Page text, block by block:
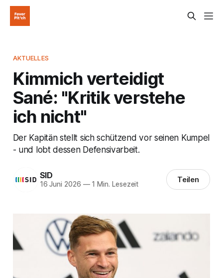
AKTUELLES
Kimmich verteidigt
Sané: "Kritik verstehe
ich nicht"
Der Kapitän stellt sich schützend vor seinen Kumpel
- und lobt dessen Defensivarbeit.
SID
16 Juni 2026 —1 Min. Lesezeit Teilen